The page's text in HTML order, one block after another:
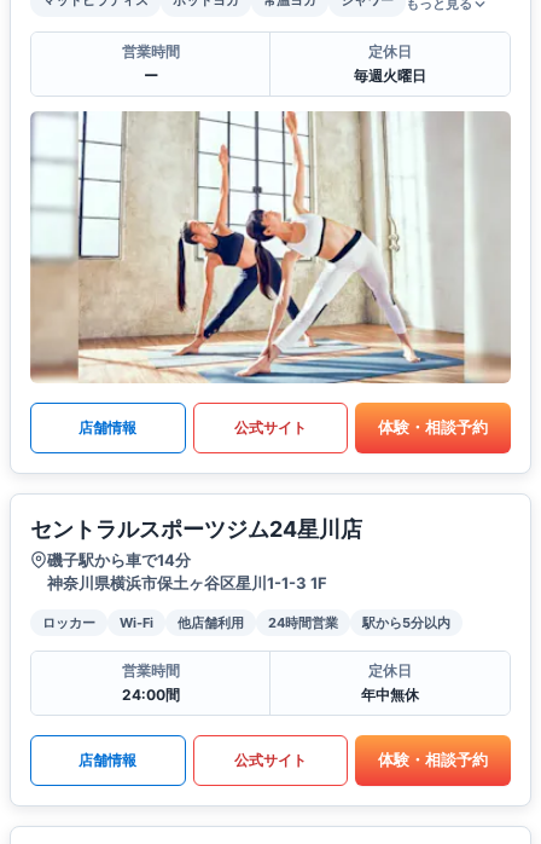
もっと見る
営業時間
ー
定休日
毎週火曜日
店舗情報 公式サイト 体験・相談予約
セントラルスポーツジム24星川店
磯子駅から車で14分
神奈川県横浜市保土ヶ谷区星川1-1-3 1F
ロッカー Wi-Fi 他店舗利用 24時間営業 駅から5分以内
営業時間
24:00間
定休日
年中無休
店舗情報 公式サイト 体験・相談予約